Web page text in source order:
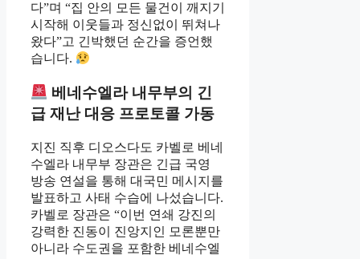
다”며 “집 안의 모든 물건이 깨지기
시작해 이웃들과 정신없이 뛰쳐나
왔다”고 긴박했던 순간을 증언했
습니다.
베네수엘라 내무부의 긴
급 재난 대응 프로토콜 가동
지진 직후 디오스다도 카벨로 베네
수엘라 내무부 장관은 긴급 국영
방송 연설을 통해 대국민 메시지를
발표하고 사태 수습에 나섰습니다.
카벨로 장관은 “이번 연쇄 강진의
강력한 진동이 진앙지인 모론뿐만
아니라 수도권을 포함한 베네수엘